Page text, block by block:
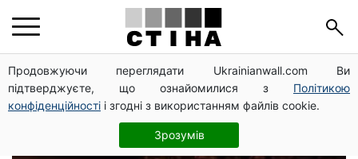
Продовжуючи переглядати Ukrainianwall.com Ви
підтверджуєте, що ознайомилися з Політикою
конфіденційності і згодні з використанням файлів cookie.
Зрозумів
Запорожье